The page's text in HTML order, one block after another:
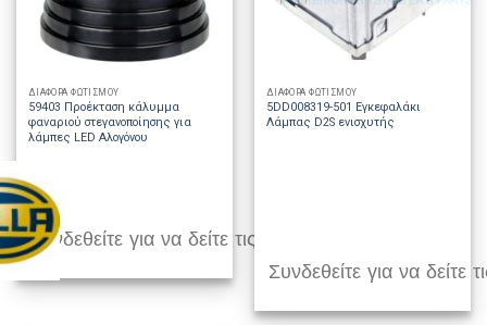
ΔΙΑΦΟΡΑ ΦΩΤΙΣΜΟΥ
59403 Προέκταση κάλυμμα
φαναριού στεγανοποίησης για
λάμπες LED Αλογόνου
Συνδεθείτε για να δείτε τις τιμές
ΔΙΑΦΟΡΑ ΦΩΤΙΣΜΟΥ
5DD008319-501 Εγκεφαλάκι
Λάμπας D2S ενισχυτής
Συνδεθείτε για να δείτε